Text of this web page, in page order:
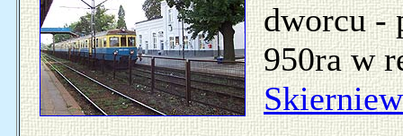
dworcu -
950ra w